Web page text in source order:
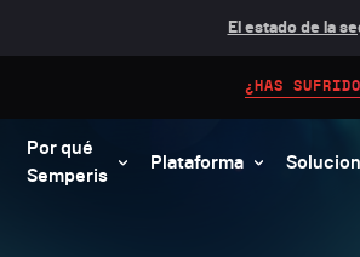
El estado de la
Por qué
Semperis
Plataforma
¿HAS